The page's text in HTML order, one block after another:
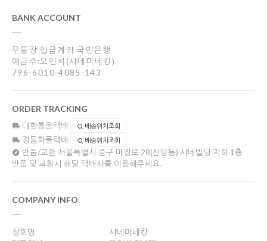
BANK ACCOUNT
무통장 입금계좌 국민은행
예금주:오인석(샤네마네킹)
796-6010-4085-143
ORDER TRACKING
대한통운택배 배송위치조회
경동화물택배 배송위치조회
반품/교환 서울특별시 중구 마장로 28(신당동) 샤네빌딩 지하 1층
반품 및 교환시 해당 택배사를 이용해주세요.
COMPANY INFO
상호명
샤네마네킹